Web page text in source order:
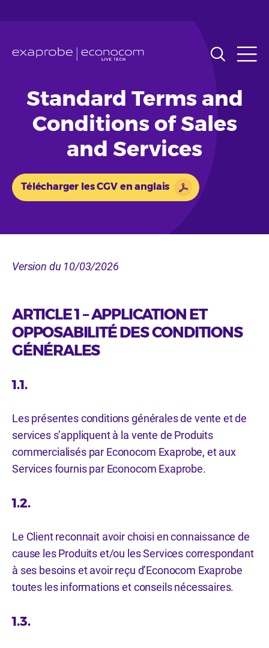
content
Standard Terms and
Conditions of Sales
and Services
Télécharger les CGV en anglais
Version du 10/03/2026
ARTICLE 1 – APPLICATION ET
OPPOSABILITÉ DES CONDITIONS
GÉNÉRALES
1.1.
Les présentes conditions générales de vente et de
services s’appliquent à la vente de Produits
commercialisés par Econocom Exaprobe, et aux
Services fournis par Econocom Exaprobe.
1.2.
Le Client reconnait avoir choisi en connaissance de
cause les Produits et/ou les Services correspondant
à ses besoins et avoir reçu d’Econocom Exaprobe
toutes les informations et conseils nécessaires.
1.3.